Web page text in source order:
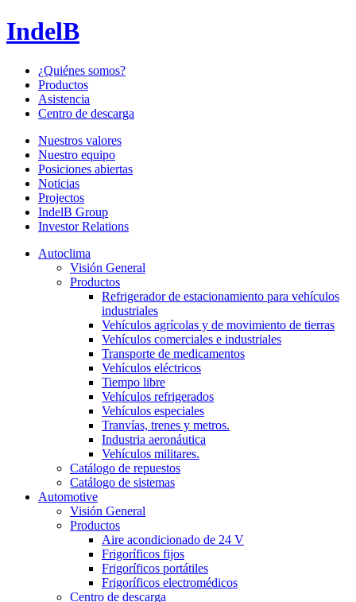
IndelB
¿Quiénes somos?
Productos
Asistencia
Centro de descarga
Nuestros valores
Nuestro equipo
Posiciones abiertas
Noticias
Projectos
IndelB Group
Investor Relations
Autoclima
Visión General
Productos
Refrigerador de estacionamiento para vehículos
industriales
Vehículos agrícolas y de movimiento de tierras
Vehículos comerciales e industriales
Transporte de medicamentos
Vehículos eléctricos
Tiempo libre
Vehículos refrigerados
Vehículos especiales
Tranvías, trenes y metros.
Industria aeronáutica
Vehículos militares.
Catálogo de repuestos
Catálogo de sistemas
Automotive
Visión General
Productos
Aire acondicionado de 24 V
Frigoríficos fijos
Frigoríficos portátiles
Frigoríficos electromédicos
Centro de descarga